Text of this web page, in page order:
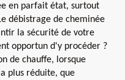
en parfait état, surtout
débistrage de cheminée
la sécurité de votre
opportun d'y procéder ?
de chauffe, lorsque
plus réduite, que